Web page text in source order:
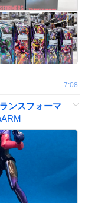
7:08
ンスフォーマ